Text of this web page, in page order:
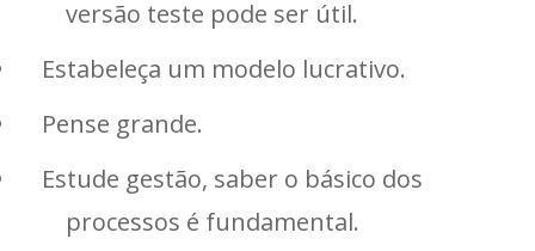
versão teste pode ser útil.
Estabeleça um modelo lucrativo.
Pense grande.
Estude gestão, saber o básico dos
processos é fundamental.